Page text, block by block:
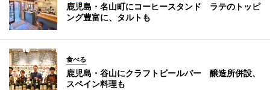
鹿児島・名山町にコーヒースタンド ラテのトッピ
ング豊富に、タルトも
食べる
鹿児島・谷山にクラフトビールバー 醸造所併設、
スペイン料理も